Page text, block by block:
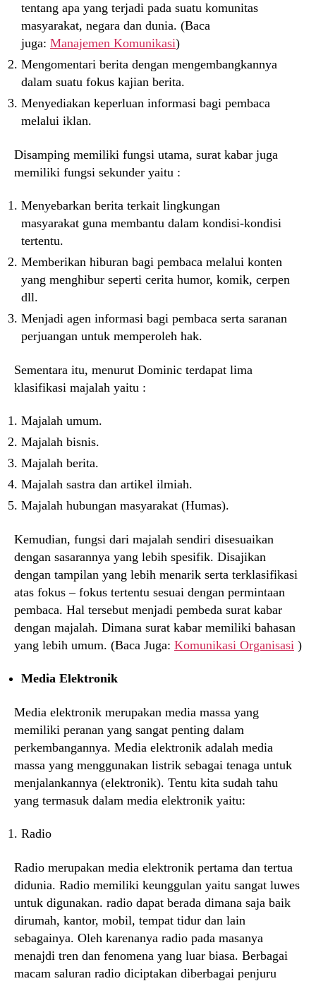
tentang apa yang terjadi pada suatu komunitas
masyarakat, negara dan dunia. (Baca
juga: Manajemen Komunikasi)
Mengomentari berita dengan mengembangkannya
dalam suatu fokus kajian berita.
Menyediakan keperluan informasi bagi pembaca
melalui iklan.
Disamping memiliki fungsi utama, surat kabar juga
memiliki fungsi sekunder yaitu :
Menyebarkan berita terkait lingkungan
masyarakat guna membantu dalam kondisi-kondisi
tertentu.
Memberikan hiburan bagi pembaca melalui konten
yang menghibur seperti cerita humor, komik, cerpen
dll.
Menjadi agen informasi bagi pembaca serta saranan
perjuangan untuk memperoleh hak.
Sementara itu, menurut Dominic terdapat lima
klasifikasi majalah yaitu :
Majalah umum.
Majalah bisnis.
Majalah berita.
Majalah sastra dan artikel ilmiah.
Majalah hubungan masyarakat (Humas).
Kemudian, fungsi dari majalah sendiri disesuaikan
dengan sasarannya yang lebih spesifik. Disajikan
dengan tampilan yang lebih menarik serta terklasifikasi
atas fokus – fokus tertentu sesuai dengan permintaan
pembaca. Hal tersebut menjadi pembeda surat kabar
dengan majalah. Dimana surat kabar memiliki bahasan
yang lebih umum. (Baca Juga: Komunikasi Organisasi )
Media Elektronik
Media elektronik merupakan media massa yang
memiliki peranan yang sangat penting dalam
perkembangannya. Media elektronik adalah media
massa yang menggunakan listrik sebagai tenaga untuk
menjalankannya (elektronik). Tentu kita sudah tahu
yang termasuk dalam media elektronik yaitu:
Radio
Radio merupakan media elektronik pertama dan tertua
didunia. Radio memiliki keunggulan yaitu sangat luwes
untuk digunakan. radio dapat berada dimana saja baik
dirumah, kantor, mobil, tempat tidur dan lain
sebagainya. Oleh karenanya radio pada masanya
menajdi tren dan fenomena yang luar biasa. Berbagai
macam saluran radio diciptakan diberbagai penjuru